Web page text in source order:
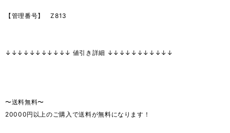
【管理番号】 Z813
↓↓↓↓↓↓↓↓↓↓↓ 値引き詳細 ↓↓↓↓↓↓↓↓↓↓↓
〜送料無料〜
20000円以上のご購入で送料が無料になります！